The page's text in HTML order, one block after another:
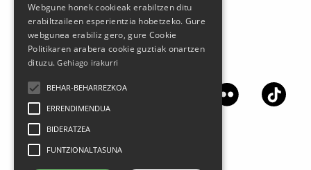
Síguenos en las redes sociales
Webgune honek cookieak erabiltzen ditu
erabiltzaileen esperientzia hobetzeko. Gure
webgunea erabiliz gero, gure Cookie
Politikaren arabera cookie guztiak onartzen
dituzu.Gehiago irakurri
BEHAR-BEHARREZKOA
ERRENDIMENDUA
BIDERATZEA
FUNTZIONALTASUNA